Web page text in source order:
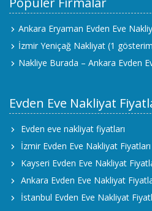
Ankara Eryaman Evden Eve
İzmir Yeniçağ Nakliyat (1
Nakliye Burada – Ankara Evden
Evden Eve Nakliyat
Evden eve nakliyat fiyatları
İzmir Evden Eve Nakliyat Fiyatları
Kayseri Evden Eve Nakliyat
Ankara Evden Eve Nakliyat
İstanbul Evden Eve Nakliyat